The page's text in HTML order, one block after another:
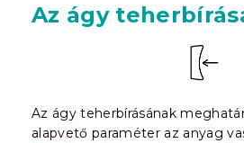
Az ágy
Az ágy teherbírásának
alapvető paraméter az anyag